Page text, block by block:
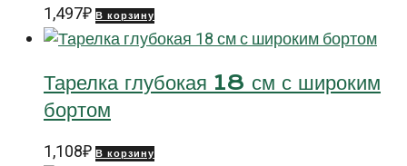
1,497₽ В корзину
Тарелка глубокая 18 см с широким
бортом
1,108₽ В корзину